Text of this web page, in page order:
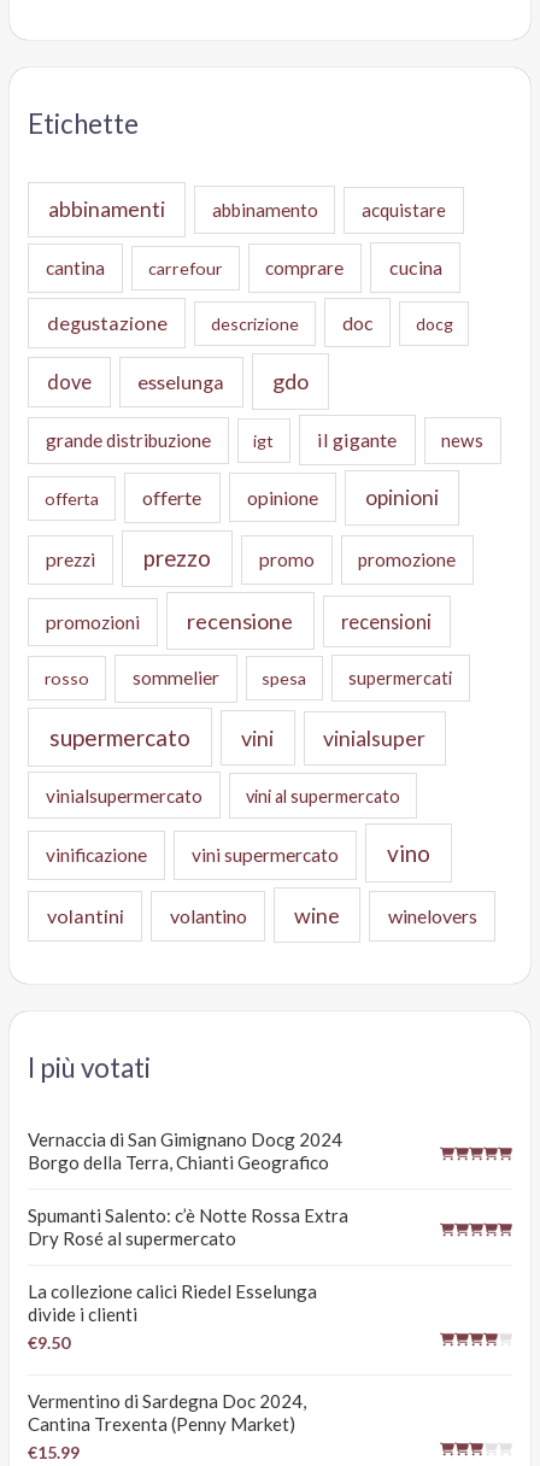
Etichette
abbinamenti abbinamento acquistare
cantina carrefour comprare cucina
degustazione descrizione doc docg
dove esselunga gdo
grande distribuzione igt il gigante news
offerta offerte opinione opinioni
prezzi prezzo promo promozione
promozioni recensione recensioni
rosso sommelier spesa supermercati
supermercato vini vinialsuper
vinialsupermercato vini al supermercato
vinificazione vini supermercato vino
volantini volantino wine winelovers
I più votati
Vernaccia di San Gimignano Docg 2024
Borgo della Terra, Chianti Geografico
Spumanti Salento: c’è Notte Rossa Extra
Dry Rosé al supermercato
La collezione calici Riedel Esselunga
divide i clienti
€9.50
Vermentino di Sardegna Doc 2024,
Cantina Trexenta (Penny Market)
€15.99